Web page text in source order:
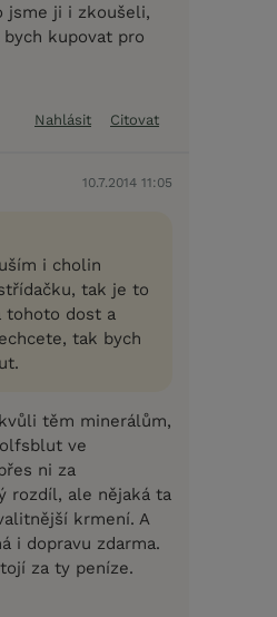
jsme ji i zkoušeli,
kupovat pro
Nahlásit Citovat
10.7.2014 11:05
i cholin
tak je to
tohoto dost a
tak bych
těm minerálům,
ve
ni za
rozdíl, ale nějaká ta
krmení. A
i dopravu zdarma.
za ty peníze.